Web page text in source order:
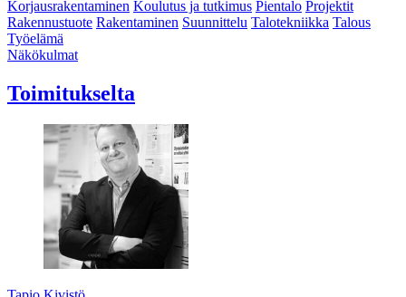
Korjausrakentaminen Koulutus ja tutkimus Pientalo Projektit
Rakennustuote Rakentaminen Suunnittelu Talotekniikka Talous
Työelämä
Näkökulmat
Toimitukselta